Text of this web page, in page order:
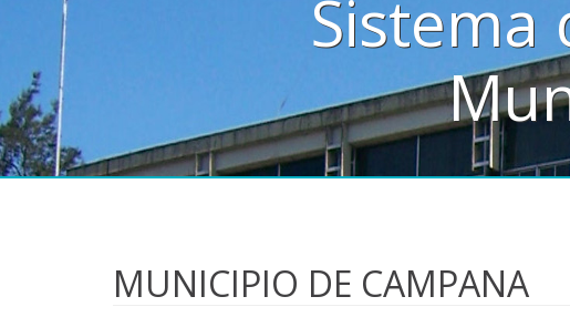
Sistema
MUNICIPIO DE CAMPANA